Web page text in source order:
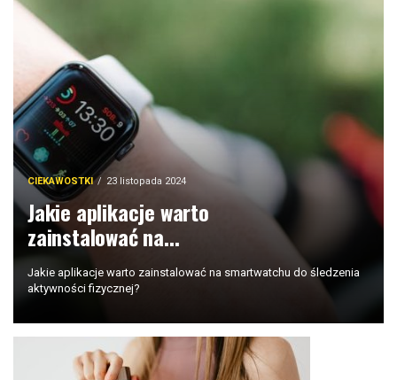
CIEKAWOSTKI 23 listopada 2024
Jakie aplikacje warto
zainstalować na...
Jakie aplikacje warto zainstalować na smartwatchu do śledzenia
aktywności fizycznej?